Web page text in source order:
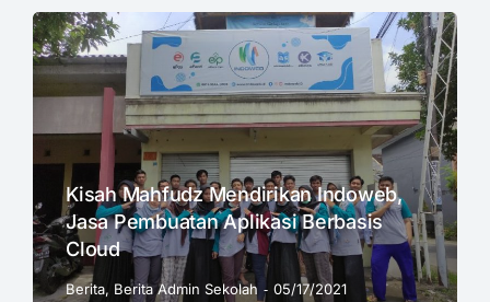
Kisah Mahfudz Mendirikan Indoweb,
Jasa Pembuatan Aplikasi Berbasis
Cloud
Berita, Berita Admin Sekolah 05/17/2021